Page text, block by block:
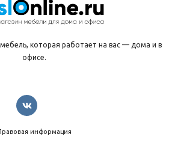
которая работает на вас — дома и в
офисе.
информация